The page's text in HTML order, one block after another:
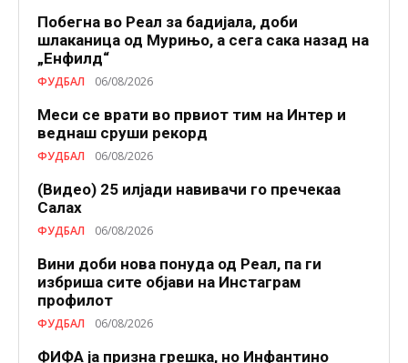
Побегна во Реал за бадијала, доби
шлаканица од Мурињо, а сега сака назад на
„Енфилд“
ФУДБАЛ 06/08/2026
Меси се врати во првиот тим на Интер и
веднаш сруши рекорд
ФУДБАЛ 06/08/2026
(Видео) 25 илјади навивачи го пречекаа
Салах
ФУДБАЛ 06/08/2026
Вини доби нова понуда од Реал, па ги
избриша сите објави на Инстаграм
профилот
ФУДБАЛ 06/08/2026
ФИФА ја призна грешка, но Инфантино